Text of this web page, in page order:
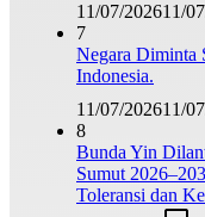
11/07/202611/
7
Negara Diminta
Indonesia.
11/07/202611/
8
Bunda Yin
Sumut
Toleransi dan